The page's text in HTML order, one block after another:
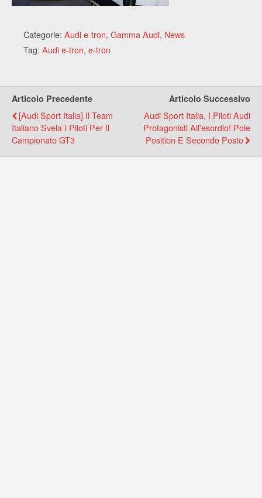
Categorie: Audi e-tron, Gamma Audi, News
Tag: Audi e-tron, e-tron
Articolo Precedente
[Audi Sport Italia] Il Team
Italiano Svela I Piloti Per Il
Campionato GT3
Articolo Successivo
Audi Sport Italia, I Piloti Audi
Protagonisti All'esordio! Pole
Position E Secondo Posto